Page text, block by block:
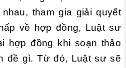
tham gia giải quyết
về hợp đồng, Luật sư
hợp đồng khi soạn thảo
đề gì. Từ đó, Luật sư sẽ